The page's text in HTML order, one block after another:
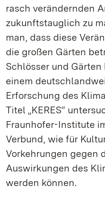
rasch verändernden
zukunftstauglich zu
man, dass diese
die großen Gärten
Schlösser und
einem
Erforschung des
Titel „KERES“
Fraunhofer-Institute
Verbund, wie für
Vorkehrungen gegen
Auswirkungen des
werden können.